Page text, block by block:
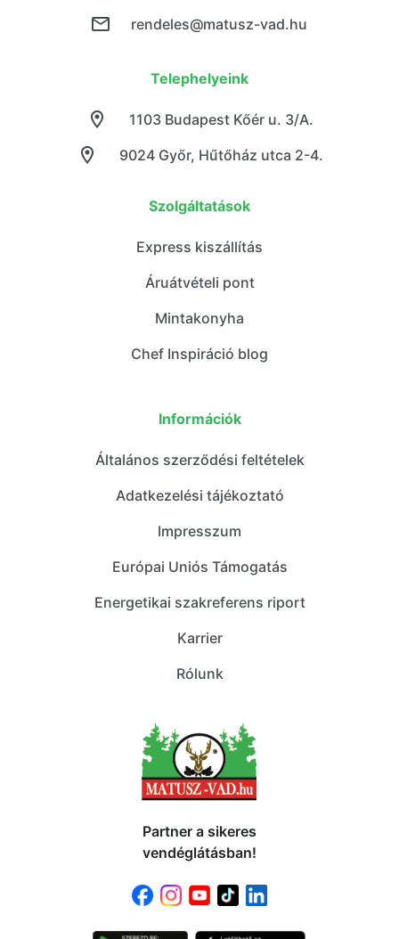
rendeles@matusz-vad.hu
Telephelyeink
9024 Győr, Hűtőház utca 2-4.
1103 Budapest Kőér u. 3/A.
Szolgáltatások
Express kiszállítás
Áruátvételi pont
Mintakonyha
Chef Inspiráció blog
Információk
Általános szerződési feltételek
Adatkezelési tájékoztató
Impresszum
Európai Uniós Támogatás
Energetikai szakreferens riport
Karrier
Rólunk
Partner a sikeres
vendéglátásban!